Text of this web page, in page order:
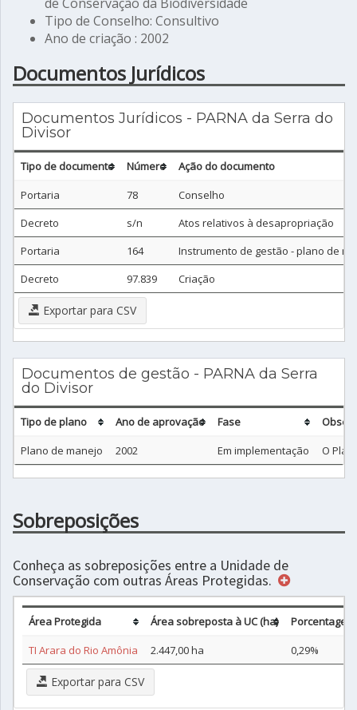
Tipo de Conselho: Consultivo
Ano de criação : 2002
Documentos Jurídicos
Documentos Jurídicos - PARNA da Serra do
Divisor
Tipo de documento Número
Ação do documento
Portaria
78
Conselho
Decreto
s/n
Atos relativos à desapropriação
Portaria
164
Instrumento de gestão - plano de
Decreto
97.839 Criação
Exportar para CSV
Documentos de gestão - PARNA da Serra
do Divisor
Tipo de plano Ano de aprovação Fase
Plano de manejo
2002 Em implementação O
Sobreposições
Conheça as sobreposições entre a Unidade de
Conservação com outras Áreas Protegidas.
Área Protegida Área sobreposta à UC (ha)
TI Arara do Rio Amônia
2.447,00 ha 0,29%
Exportar para CSV